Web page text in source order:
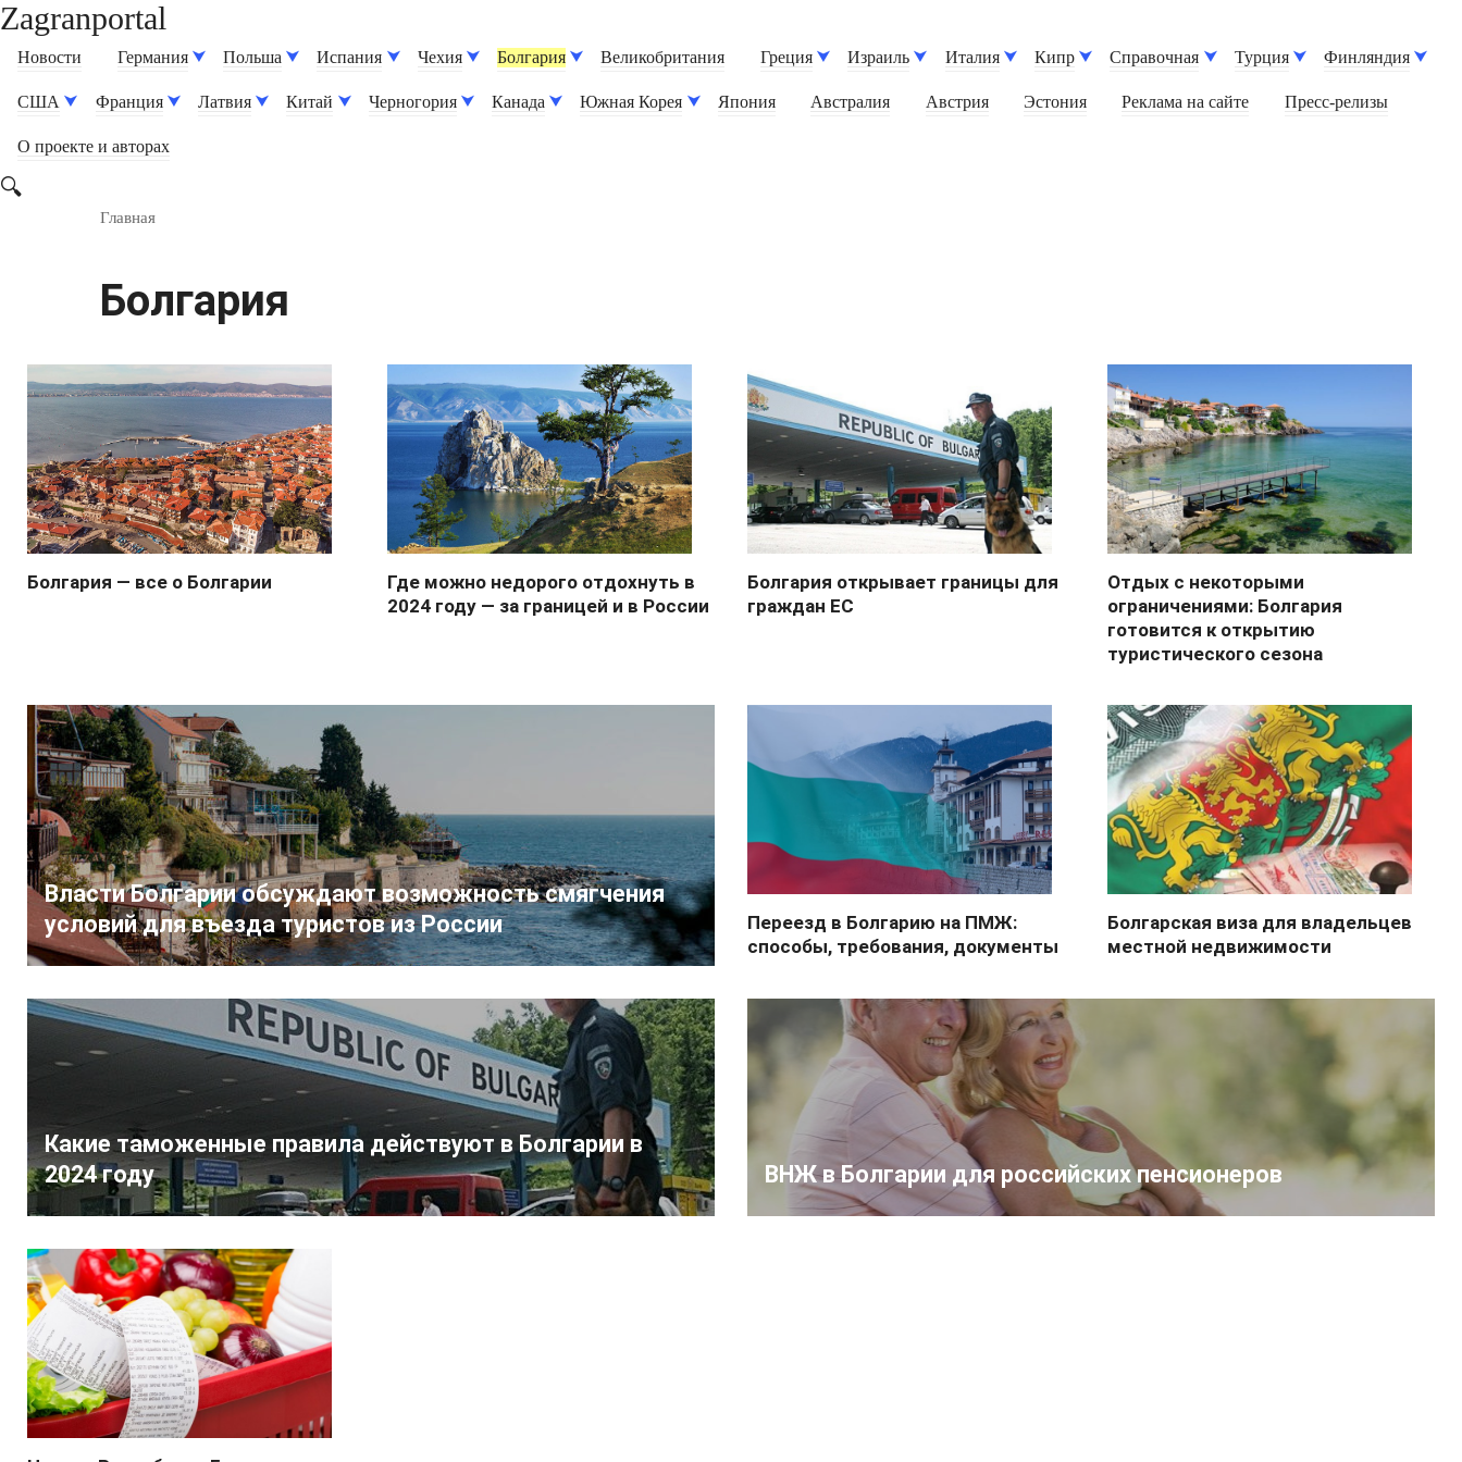
Перейти
Zagranportal
Новости Германия Польша Испания Чехия Болгария Великобритания Греция Израиль Италия Кипр Справочная Турция Финляндия
США Франция Латвия Китай Черногория Канада Южная Корея Япония Австралия Австрия Эстония Реклама на сайте Пресс-релизы
О проекте и авторах
Главная
Болгария
Болгария — все о Болгарии
Где можно недорого отдохнуть в
2024 году — за границей и в России
Болгария открывает границы для
граждан ЕС
Власти Болгарии обсуждают возможность смягчения
условий для въезда туристов из России
Отдых с некоторыми
ограничениями: Болгария
готовится к открытию
туристического сезона
Переезд в Болгарию на ПМЖ:
способы, требования, документы
Болгарская виза для владельцев
местной недвижимости
Какие таможенные правила действуют в Болгарии в
2024 году
ВНЖ в Болгарии для российских пенсионеров